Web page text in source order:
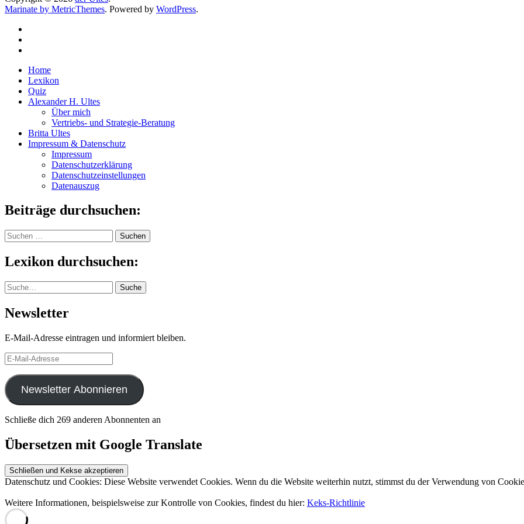
Marinate by MetricThemes. Powered by WordPress.
Home
Lexikon
Quiz
Alexander H. Ultes
Über mich
Vertriebs- und Strategie-Beratung
Britta Ultes
Impressum & Datenschutz
Impressum
Datenschutzerklärung
Datenschutzeinstellungen
Datenauszug
Beiträge durchsuchen:
Suchen
nach:
Lexikon durchsuchen:
Suche Suche
Newsletter
E-Mail-Adresse eintragen und informiert bleiben.
E-
Mail-
Adresse
Newsletter Abonnieren
Schließe dich 269 anderen Abonnenten an
Übersetzen mit Google Translate
Datenschutz und Cookies: Diese Website verwendet Cookies. Wenn du die Website weiterhin nutzt, stimmst du der Verwendung von
Weitere Informationen, beispielsweise zur Kontrolle von Cookies, findest du hier: Keks-Richtlinie